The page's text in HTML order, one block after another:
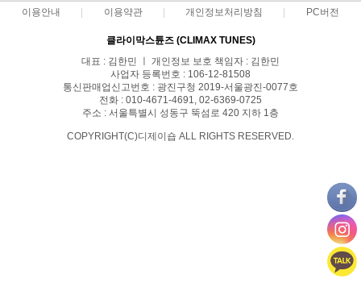
이용안내 이용약관 개인정보처리방침 PC버전
클라이막스튠즈 (CLIMAX TUNES)
대표 : 김한민 ㅣ 개인정보 보호 책임자 : 김한민
사업자 등록번호 : 106-12-81508
통신판매업신고번호 : 광진구청 2019-서울광진-0077호
전화 : 010-4671-4691, 02-6369-0725
주소 : 서울특별시 성동구 뚝섬로 420 지하 1층
COPYRIGHT(C)디제이숍 ALL RIGHTS RESERVED.